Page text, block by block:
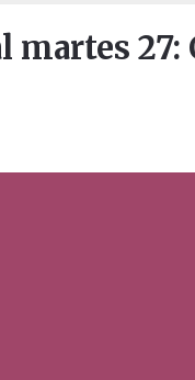
martes 27: